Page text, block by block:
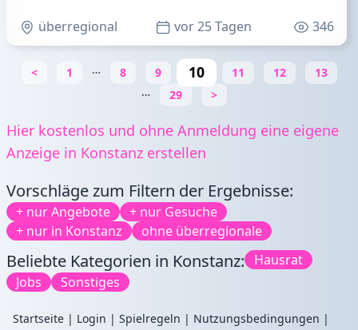
überregional
vor 25 Tagen 346
< 1 … 8 9 10 11 12
13
…
29 >
Hier kostenlos und ohne Anmeldung eine eigene
Anzeige in Konstanz erstellen
Vorschläge zum Filtern der Ergebnisse:
+ nur Angebote
+ nur Gesuche
+ nur in Konstanz
ohne überregionale
Beliebte Kategorien in Konstanz:
Hausrat
Jobs
Sonstiges
Startseite | Login | Spielregeln | Nutzungsbedingungen |